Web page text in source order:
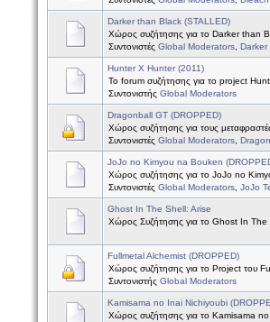
Darker than Black (STALLED)
Χώρος συζήτησης για το Darker than
Συντονιστές Global Moderators Darker
Hunter X Hunter (2011)
Το forum συζήτησης για το project
Συντονιστής Global Moderators
Dragonball GT (DROPPED)
Χώρος συζήτησης για τους
Συντονιστές Global Moderators
JoJo no Kimyou na Bouken
Χώρος συζήτησης για το JoJo no
Συντονιστές Global Moderators JoJo
Ghost In The Shell: Arise
Χώρος Συζήτησης για το Ghost In The
Fullmetal Alchemist (DROPPED)
Χώρος συζήτησης για το Project του
Συντονιστής Global Moderators
Kamisama no Inai Nichiyoubi
Χώρος συζήτησης για το Kamisama